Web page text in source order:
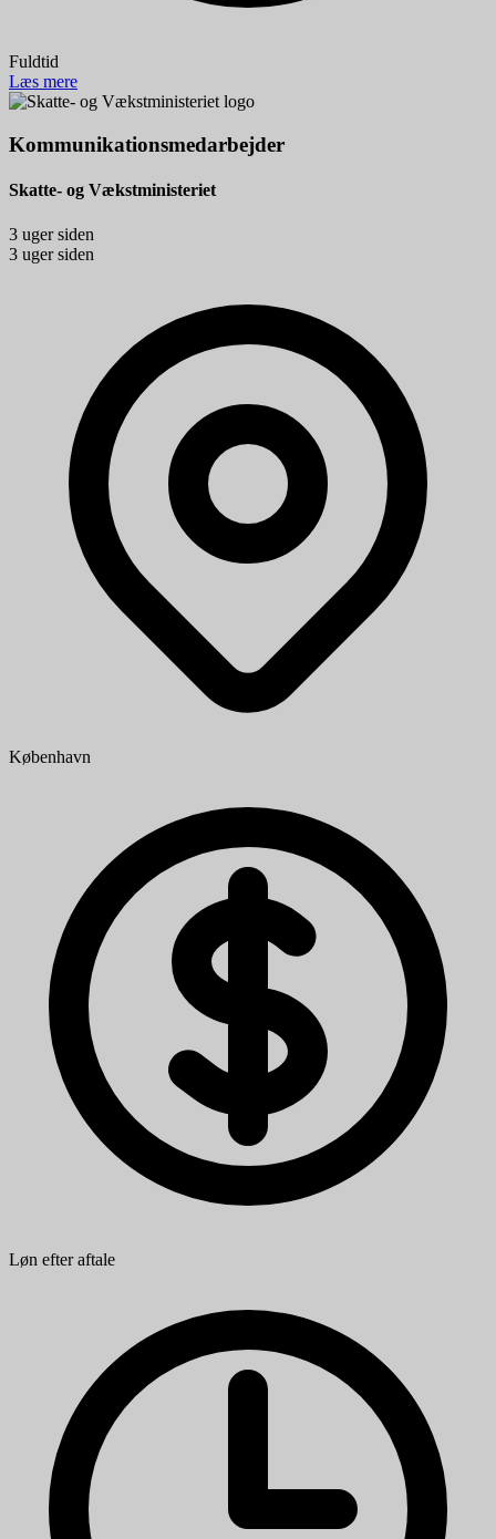
Fuldtid
Læs mere
Kommunikationsmedarbejder
Skatte- og Vækstministeriet
3 uger siden
3 uger siden
København
Løn efter aftale